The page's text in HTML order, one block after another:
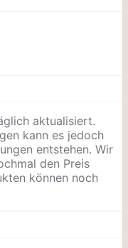
aktualisiert.
kann es jedoch
entstehen. Wir
den Preis
können noch